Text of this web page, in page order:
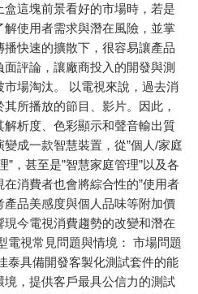
這塊前景看好的市場時，若是
使用者需求與潛在風險，並掌
快速的擴散下，很容易讓產品
評論，讓廠商投入的開發與測
場淘汰。 以電視來說，過去消
所播放的節目、影片。因此，
析度、色彩顯示和聲音輸出質
成一款智慧裝置，從”個人/家庭
”，甚至是”智慧家庭管理”以及各
消費者也會將綜合性的”使用者
產品美感度與個人品味等附加價
今電視消費趨勢的改變和潛在
電視常見問題與情境： 市場問題
泰具備開發客製化測試套件的能
，提供客戶最具公信力的測試